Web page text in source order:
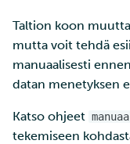
hakeminen
Levykiintiöiden
kasvattaminen
Mahti-
Verkkokäyttöliittymä
Kvanttilaskenta
Taltion koon
mutta voit tehdä
manuaalisesti
datan menetyksen
Katso ohjeet
tekemiseen